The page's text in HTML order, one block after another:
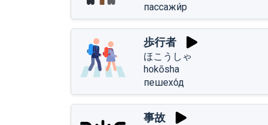
пассажи́р
歩行者
ほこうしゃ
hokōsha
пешехо́д
事故